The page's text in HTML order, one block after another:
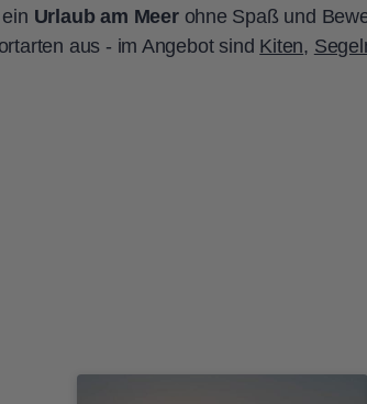
Urlaub am Meer ohne Spaß und
aus - im Angebot sind Kiten,